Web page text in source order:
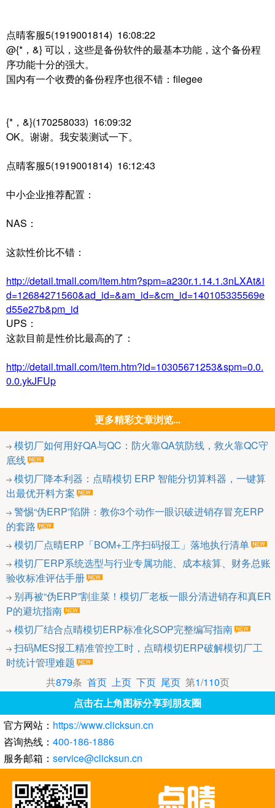
点晴客服5(1919001814) 16:08:22
@{*，&} 可以，这些是备份软件的最基本功能，这个备份程
序功能十分的强大。
国内有一个收费的备份程序也很不错：filegee
{*，&}(170258033) 16:09:32
OK。谢谢。我安装测试一下。
点晴客服5(1919001814) 16:12:43
中小企业推荐配置：
NAS：
这款性价比不错：
http://detail.tmall.com/item.htm?spm=a230r.1.14.1.3nLXAt&i
d=12684271560&ad_id=&am_id=&cm_id=140105335569e
d55e27b&pm_id
UPS：
这款目前是性价比最高的了：
http://detail.tmall.com/item.htm?id=10305671253&spm=0.0.
0.0.ykJFUp
更多精彩文章浏览...
模切厂如何用好QA与QC：防火靠QA筑防线，救火靠QC守
底线
模切厂降本利器：点晴模切 ERP 智能分切算料器，一键算
出最优开料方案
警惕“伪ERP”陷阱：教你3个动作一眼识破进销存冒充ERP
的套路
模切厂点晴ERP「BOM+工序扫码报工」落地执行清单
模切厂ERP系统选型与行业专属功能、成本核算、财务总账
验收标准评估手册
别再被“伪ERP”割韭菜！模切厂老板一眼分清进销存和真ER
P的避坑指南
模切厂结合点晴模切ERP标准化SOP完整编写指南
扫码MES报工精准管控工时，点晴模切ERP破解模切厂工
时统计管理难题
共879条 首页 上页 下页 尾页第1/110页
点击右上角图标分享到朋友圈
官方网站： https://www.clicksun.cn
咨询热线： 400-186-1886
服务邮箱： service@clicksun.cn